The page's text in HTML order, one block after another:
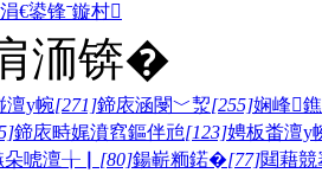
涓€鍙锋ˉ鏇村
洏锛�
澶у帵[271]鍗庡涵閿﹀洯[255]娴峰
鍗庡畤娓濆窞鏂伴兘[123]娉板畨澶у
朵唬澶╁▏ [80]鍚嶄粫鍩�[77]閮藉